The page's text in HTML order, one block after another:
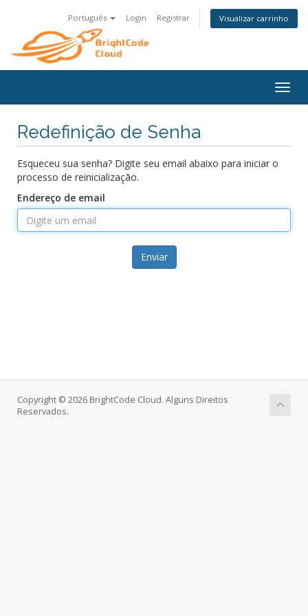
Português Login Registrar Visualizar carrinho
Redefinição de Senha
Esqueceu sua senha? Digite seu email abaixo para iniciar o
processo de reinicialização.
Endereço de email
Enviar
Copyright © 2026 BrightCode Cloud. Alguns Direitos
Reservados.